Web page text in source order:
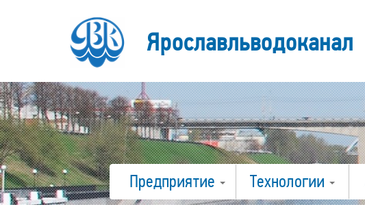
Ярославльводоканал
Предприятие Технологии